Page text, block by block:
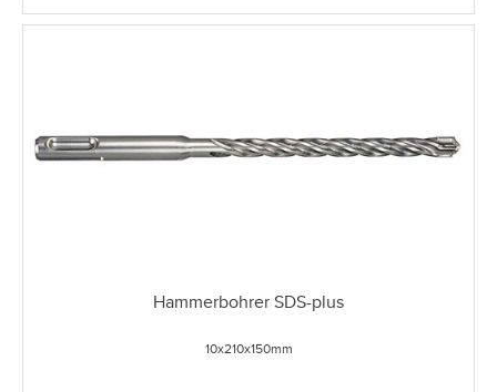
Hammerbohrer SDS-plus
10x210x150mm